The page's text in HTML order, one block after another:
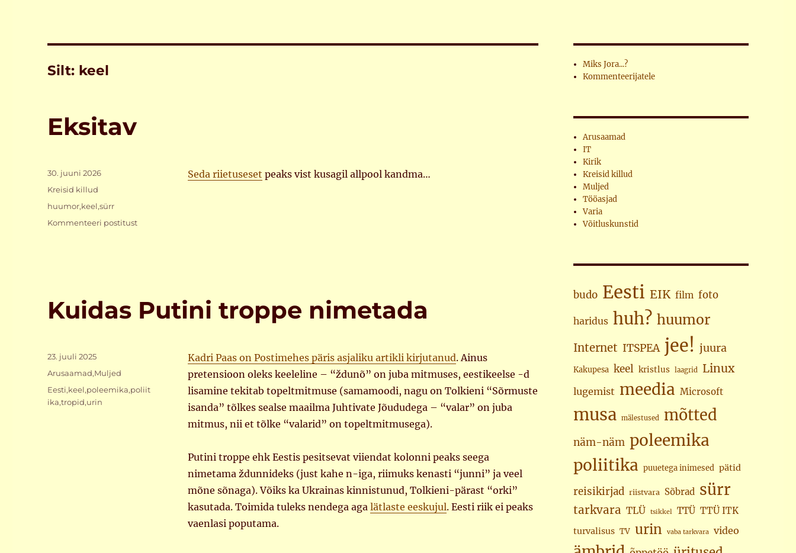
Silt: keel
Eksitav
Seda riietuseset peaks vist kusagil allpool kandma…
Postitatud
30. juuni 2026
Rubriigid
Kreisid killud
Sildid
huumor,keel,sürr
Kommenteeri postitustEksitav
Kuidas Putini troppe nimetada
Kadri Paas on Postimehes päris asjaliku artikli kirjutanud. Ainus
pretensioon oleks keeleline – “ždunõ” on juba mitmuses, eestikeelse -d
lisamine tekitab topeltmitmuse (samamoodi, nagu on Tolkieni “Sõrmuste
isanda” tõlkes sealse maailma Juhtivate Jõududega – “valar” on juba
mitmus, nii et tõlke “valarid” on topeltmitmusega).
Putini troppe ehk Eestis pesitsevat viiendat kolonni peaks seega
nimetama ždunnideks (just kahe n-iga, riimuks kenasti “junni” ja veel
mõne sõnaga). Võiks ka Ukrainas kinnistunud, Tolkieni-pärast “orki”
kasutada. Toimida tuleks nendega aga lätlaste eeskujul. Eesti riik ei peaks
vaenlasi poputama.
Postitatud
23. juuli 2025
Rubriigid
Arusaamad,Muljed
Sildid
Eesti,keel,poleemika,poliit
ika,tropid,urin
Miks Jora...?
Kommenteerijatele
Arusaamad
IT
Kirik
Kreisid killud
Muljed
Tööasjad
Varia
Võitluskunstid
budo Eesti EIK film foto
haridus huh? huumor
Internet ITSPEA jee! juura
Kakupesa keel kristlus laagrid Linux
lugemist meedia Microsoft
musa mälestused mõtted
näm-näm poleemika
poliitika puuetega inimesed pätid
reisikirjad riistvara Sõbrad sürr
tarkvara TLÜ tsikkel TTÜ TTÜ ITK
turvalisus TV urin vaba tarkvara video